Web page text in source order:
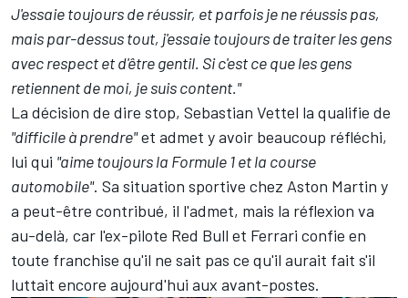
J'essaie toujours de réussir, et parfois je ne réussis pas,
mais par-dessus tout, j'essaie toujours de traiter les gens
avec respect et d'être gentil. Si c'est ce que les gens
retiennent de moi, je suis content."
La décision de dire stop, Sebastian Vettel la qualifie de
"difficile à prendre"et admet y avoir beaucoup réfléchi,
lui qui "aime toujours la Formule 1 et la course
automobile". Sa situation sportive chez Aston Martin y
a peut-être contribué, il l'admet, mais la réflexion va
au-delà, car l'ex-pilote Red Bull et Ferrari confie en
toute franchise qu'il ne sait pas ce qu'il aurait fait s'il
luttait encore aujourd'hui aux avant-postes.